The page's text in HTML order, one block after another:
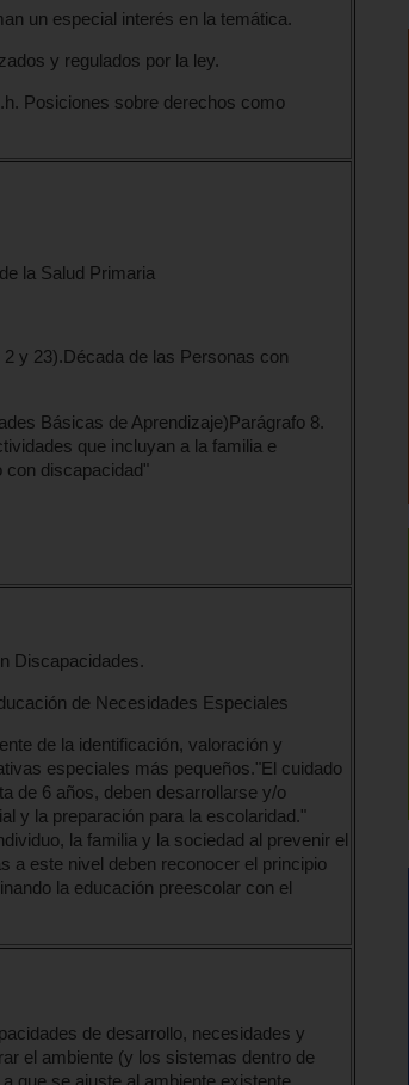
un especial interés en la temática.
y regulados por la ley.
Posiciones sobre derechos como
la Salud Primaria
y 23).Década de las Personas con
Básicas de Aprendizaje)Parágrafo 8.
que incluyan a la familia e
con discapacidad"
Discapacidades.
de Necesidades Especiales
de la identificación, valoración y
especiales más pequeños."El cuidado
de 6 años, deben desarrollarse y/o
y la preparación para la escolaridad."
la familia y la sociedad al prevenir el
a este nivel deben reconocer el principio
la educación preescolar con el
de desarrollo, necesidades y
el ambiente (y los sistemas dentro de